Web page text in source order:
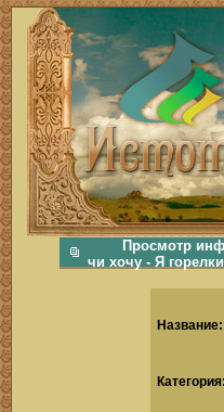
фольклорная музыка, фольклор хороводы бабушки русские народные песни
Просмотр
чи хочу - Я
Название:
Категория: